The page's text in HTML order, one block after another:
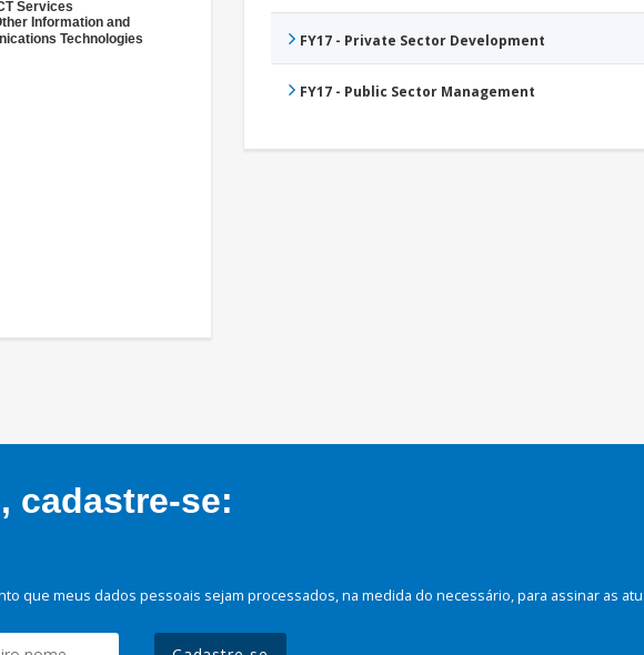
Services
Information and
Technologies
FY17 - Private Sector Development
FY17 - Public Sector Management
cadastre-se:
que meus dados pessoais sejam processados, na medida do necessário, para assinar as